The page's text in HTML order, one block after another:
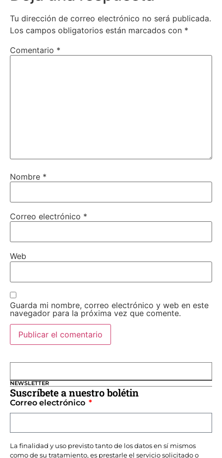
Tu dirección de correo electrónico no será publicada.
Los campos obligatorios están marcados con *
Comentario *
Nombre *
Correo electrónico *
Web
Guarda mi nombre, correo electrónico y web en este
navegador para la próxima vez que comente.
NEWSLETTER
Suscríbete a nuestro bolétin
Correo electrónico
La finalidad y uso previsto tanto de los datos en sí mismos
como de su tratamiento, es prestarle el servicio solicitado o